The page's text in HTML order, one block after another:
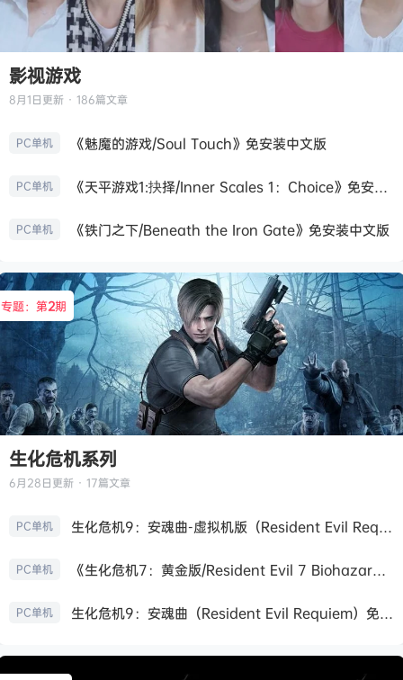
影视游戏
8月1日更新 · 186篇文章
PC单机 《魅魔的游戏/Soul Touch》免安装中文版
PC单机 《天平游戏1:抉择/Inner Scales 1：Choice》免安装中文版
PC单机 《铁门之下/Beneath the Iron Gate》免安装中文版
专题：第2期
生化危机系列
6月28日更新 · 17篇文章
PC单机 生化危机9：安魂曲-虚拟机版（Resident Evil Requiem HYPERVISOR）免安装中文版
PC单机 《生化危机7：黄金版/Resident Evil 7 Biohazard》免安装中文版
PC单机 生化危机9：安魂曲（Resident Evil Requiem）免安装中文版